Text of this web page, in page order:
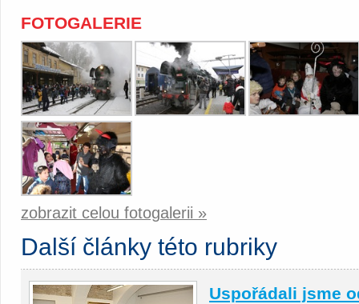
FOTOGALERIE
zobrazit celou fotogalerii »
Další články této rubriky
Uspořádali jsme